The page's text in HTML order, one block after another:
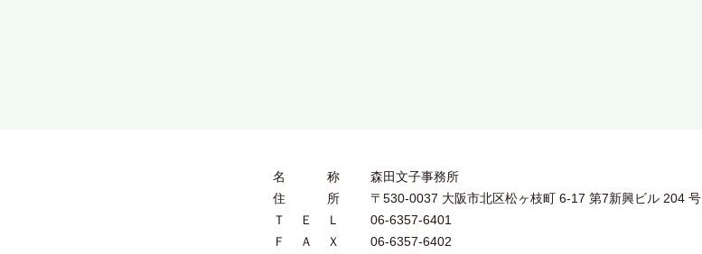
名称
森田文子事務所
住所
〒530-0037 大阪市北区松ヶ枝町 6-17 第7新興ビル 204 号
ＴＥＬ
06-6357-6401
ＦＡＸ
06-6357-6402